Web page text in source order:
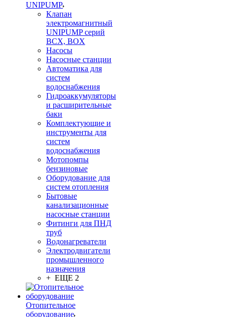
UNIPUMP
Клапан
электромагнитный
UNIPUMP серий
BCX, BOX
Насосы
Насосные станции
Автоматика для
систем
водоснабжения
Гидроаккумуляторы
и расширительные
баки
Комплектующие и
инструменты для
систем
водоснабжения
Мотопомпы
бензиновые
Оборудование для
систем отопления
Бытовые
канализационные
насосные станции
Фитинги для ПНД
труб
Водонагреватели
Электродвигатели
промышленного
назначения
+ ЕЩЕ 2
Отопительное
оборудование